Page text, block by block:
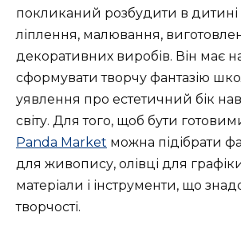
покликаний розбудити в
ліплення, малювання,
декоративних виробів. Він має
сформувати творчу фантазію
уявлення про естетичний бік
світу. Для того, щоб бути
Panda Market можна підібрати
для живопису, олівці для графіки
матеріали і інструменти, що
творчості.